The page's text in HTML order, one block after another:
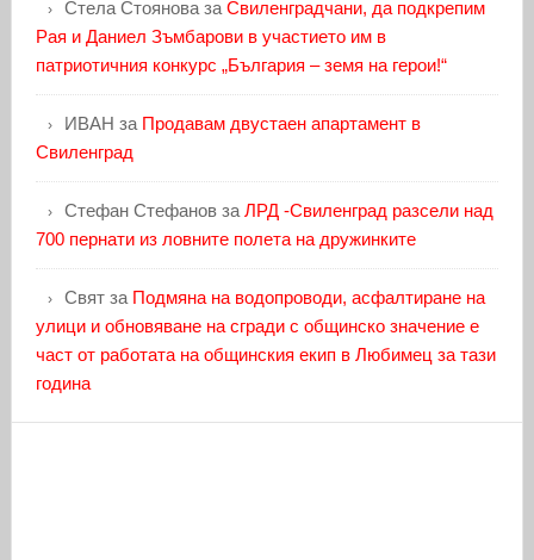
Стела Стояноваза Свиленградчани, да подкрепим
Рая и Даниел Зъмбарови в участието им в
патриотичния конкурс „България – земя на герои!“
ИВАН за Продавам двустаен апартамент в
Свиленград
Стефан Стефановза ЛРД -Свиленград разсели над
700 пернати из ловните полета на дружинките
Святза Подмяна на водопроводи, асфалтиране на
улици и обновяване на сгради с общинско значение е
част от работата на общинския екип в Любимец за тази
година